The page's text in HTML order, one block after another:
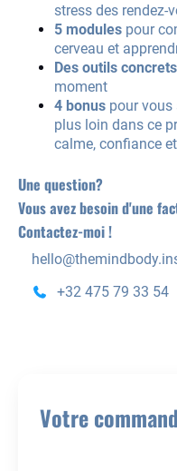
stress des rendez-
5 modules pour
cerveau et
Des outils
moment
4 bonus pour vous
plus loin dans ce
calme, confiance
Une question?
Vous avez besoin d'une
Contactez-moi !
+32 475 79 33 54
Votre